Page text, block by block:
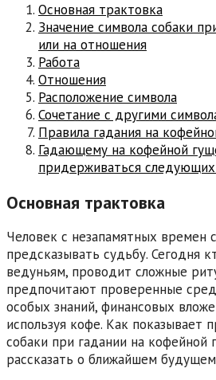
Основная трактовка
Значение символа собаки
или на отношения
Работа
Отношения
Расположение символа
Сочетание с другими
Правила гадания на
Гадающему на кофейной
придерживаться
Основная трактовка
Человек с незапамятных времен
предсказывать судьбу. Сегодня
ведуньям, проводит сложные
предпочитают проверенные
особых знаний, финансовых
используя кофе. Как показывает
собаки при гадании на кофейной
рассказать о ближайшем